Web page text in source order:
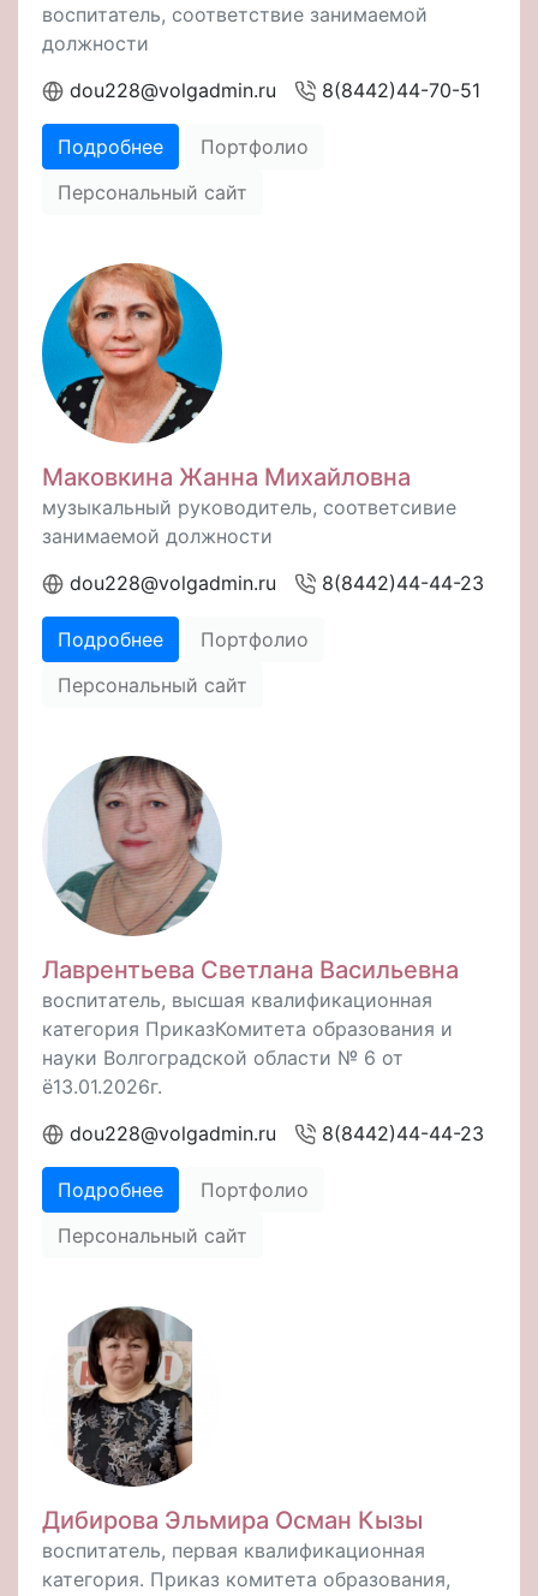
воспитатель, соответствие занимаемой
должности
dou228@volgadmin.ru
8(8442)44-70-51
Подробнее
Портфолио
Персональный сайт
Маковкина Жанна Михайловна
музыкальный руководитель, соответсивие
занимаемой должности
dou228@volgadmin.ru
8(8442)44-44-23
Подробнее
Портфолио
Персональный сайт
Лаврентьева Светлана Васильевна
воспитатель, высшая квалификационная
категория ПриказКомитета образования и
науки Волгоградской области № 6 от
ё13.01.2026г.
dou228@volgadmin.ru
8(8442)44-44-23
Подробнее
Портфолио
Персональный сайт
Дибирова Эльмира Осман Кызы
воспитатель, первая квалификационная
категория. Приказ комитета образования,